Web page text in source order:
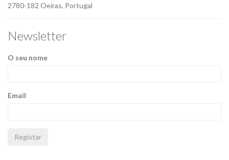
2780-182 Oeiras, Portugal
Newsletter
O seu nome
Email
Registar